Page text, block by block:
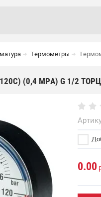
Термометры
(0,4 МPA) G 1/2
0.00